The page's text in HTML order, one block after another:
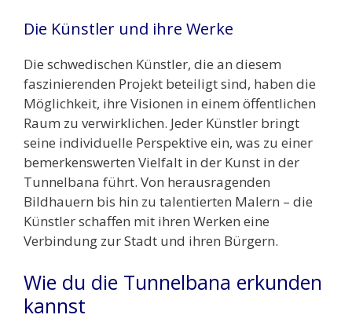
Die Künstler und ihre Werke
Die schwedischen Künstler, die an diesem
faszinierenden Projekt beteiligt sind, haben die
Möglichkeit, ihre Visionen in einem öffentlichen
Raum zu verwirklichen. Jeder Künstler bringt
seine individuelle Perspektive ein, was zu einer
bemerkenswerten Vielfalt in der Kunst in der
Tunnelbana führt. Von herausragenden
Bildhauern bis hin zu talentierten Malern – die
Künstler schaffen mit ihren Werken eine
Verbindung zur Stadt und ihren Bürgern.
Wie du die Tunnelbana erkunden
kannst